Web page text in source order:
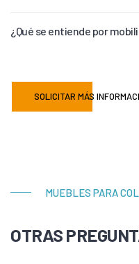
¿Qué se entiende por
SOLICITAR MÁS
MUEBLES PARA
OTRAS